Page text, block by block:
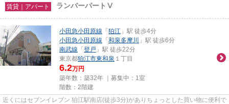
賃貸｜アパート ランバーパートⅤ
小田急小田原線 「狛江 」駅 徒歩4分
小田急小田原線 「和泉多摩川
」駅 徒歩6分
南武線 「登戸 」駅 徒歩22分
東京都狛江市東和泉 １丁目
6.2万円
築年数：築32年 ｜募集中： 1室
階数：2階建
近くにはセブンイレブン 狛江駅南店(徒歩3分)がありちょっとした買い物に便利で